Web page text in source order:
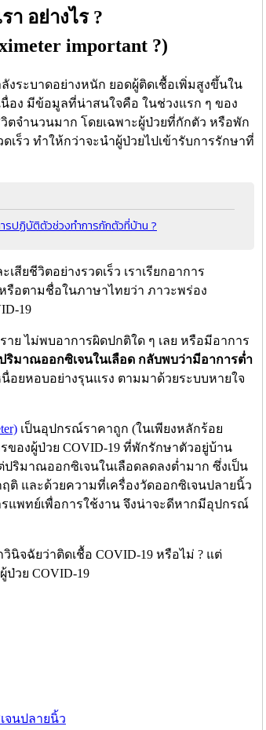
อย่างไร ?
important ?)
งระบาดอย่างหนัก ยอดผู้ติดเชื้อเพิ่มสูงขึ้นใน
อง มีข้อมูลที่น่าสนใจคือ ในช่วงแรก ๆ ของ
ตจำนวนมาก โดยเฉพาะผู้ป่วยที่กักตัว หรือพัก
ร็ว ทำให้กว่าจะนำผู้ป่วยไปเข้ารับการรักษาที่
รปฏิบัติตัวช่วงทำการกักตัวที่บ้าน ?
ยชีวิตอย่างรวดเร็ว เราเรียกอาการ
หรือตามชื่อในภาษาไทยว่า ภาวะพร่อง
19
าย ไม่พบอาการผิดปกติใด ๆ เลย หรือมีอาการ
ริมาณออกซิเจนในเลือด กลับพบว่ามีอาการต่ำ
อยหอบอย่างรุนแรง ตามมาด้วยระบบหายใจ
เป็นอุปกรณ์ราคาถูก (ในเพียงหลักร้อย
ของผู้ป่วย COVID-19 ที่พักรักษาตัวอยู่บ้าน
ปริมาณออกซิเจนในเลือดลดลงต่ำมาก ซึ่งเป็น
ติ และด้วยความที่เครื่องวัดออกซิเจนปลายนิ้ว
แพทย์เพื่อการใช้งาน จึงน่าจะดีหากมีอุปกรณ์
นิจฉัยว่าติดเชื้อ COVID-19 หรือไม่ ? แต่
ป่วย COVID-19
จนปลายนิ้ว